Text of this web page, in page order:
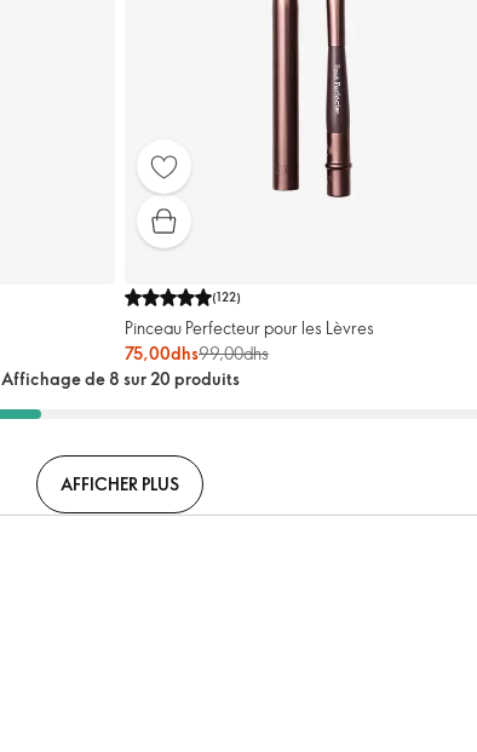
(122)
Pinceau Perfecteur pour les Lèvres
75,00dhs99,00dhs
Affichage de 8 sur 20 produits
AFFICHER PLUS